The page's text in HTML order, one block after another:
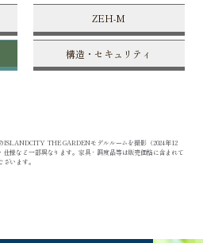
ZEH-M
構造・セキュリティ
ISLANDCITY THE GARDENモデルルームを撮影（2024年12
様など一部異なります。家具・調度品等は販売価格に含まれて
います。